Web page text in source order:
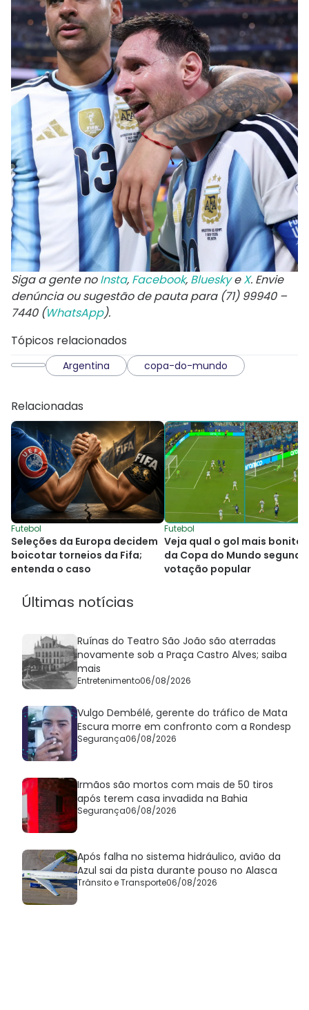
Siga a gente noInsta, Facebook, BlueskyeX. Envie
denúncia ou sugestão de pauta para (71) 99940 –
7440 (WhatsApp).
Tópicos relacionados
Argentina copa-do-mundo
Relacionadas
Futebol
Seleções da Europa decidem
boicotar torneios da Fifa;
entenda o caso
Futebol
Veja qual o gol mais bonito
da Copa do Mundo segundo
votação popular
Últimas notícias
Ruínas do Teatro São João são aterradas
novamente sob a Praça Castro Alves; saiba
mais
Entretenimento06/08/2026
Vulgo Dembélé, gerente do tráfico de Mata
Escura morre em confronto com a Rondesp
Segurança06/08/2026
Irmãos são mortos com mais de 50 tiros
após terem casa invadida na Bahia
Segurança06/08/2026
Após falha no sistema hidráulico, avião da
Azul sai da pista durante pouso no Alasca
Trânsito e Transporte06/08/2026